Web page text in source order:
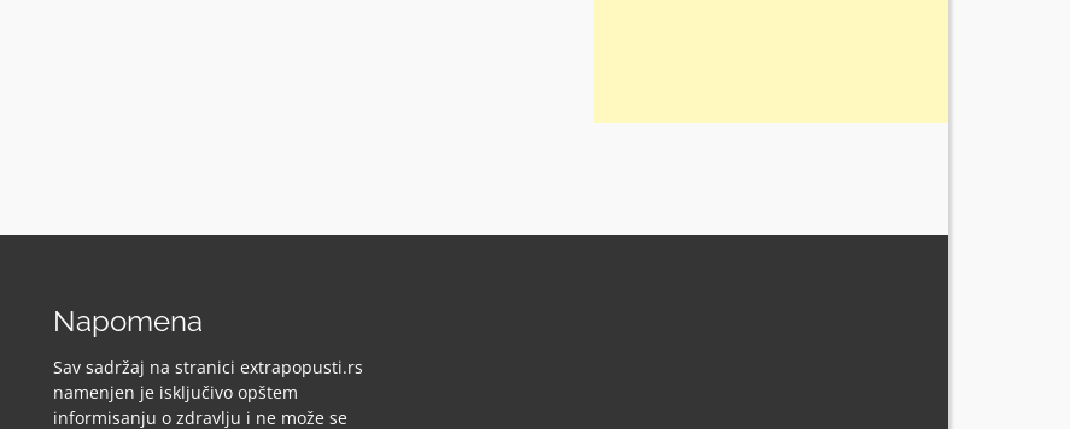
Napomena
Sav sadržaj na stranici extrapopusti.rs
namenjen je isključivo opštem
informisanju o zdravlju i ne može se